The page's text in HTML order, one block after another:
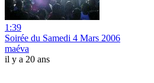
1:39
Soirée du Samedi 4 Mars 2006
maéva
il y a 20 ans